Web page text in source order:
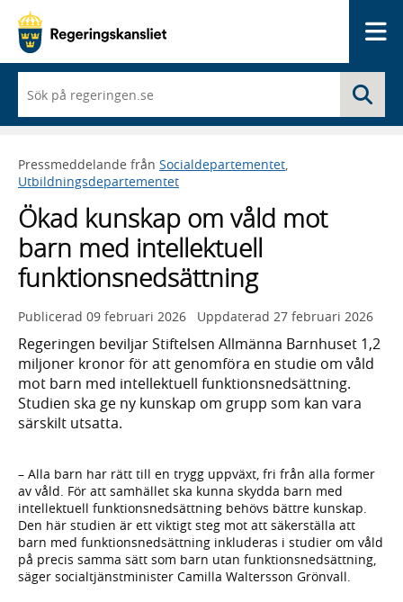
du
börjar
skriva
framträder
en
med
sökförslag
Pressmeddelande från Socialdepartementet,
Utbildningsdepartementet
Ökad kunskap om våld mot
barn med intellektuell
funktionsnedsättning
Publicerad 09 februari 2026 Uppdaterad 27 februari 2026
Regeringen beviljar Stiftelsen Allmänna Barnhuset 1,2
miljoner kronor för att genomföra en studie om våld
mot barn med intellektuell funktionsnedsättning.
Studien ska ge ny kunskap om grupp som kan vara
särskilt utsatta.
– Alla barn har rätt till en trygg uppväxt, fri från alla former
av våld. För att samhället ska kunna skydda barn med
intellektuell funktionsnedsättning behövs bättre kunskap.
Den här studien är ett viktigt steg mot att säkerställa att
barn med funktionsnedsättning inkluderas i studier om våld
på precis samma sätt som barn utan funktionsnedsättning,
säger socialtjänstminister Camilla Waltersson Grönvall.